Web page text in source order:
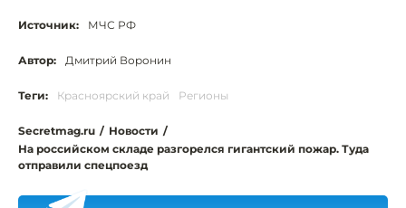
Источник: МЧС РФ
Автор: Дмитрий Воронин
Теги: Красноярский край Регионы
Secretmag.ru / Новости /
На российском складе разгорелся гигантский пожар. Туда
отправили спецпоезд